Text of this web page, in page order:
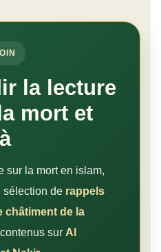
la lecture
mort et
sur la mort en islam,
sélection de rappels
châtiment de la
sur Al